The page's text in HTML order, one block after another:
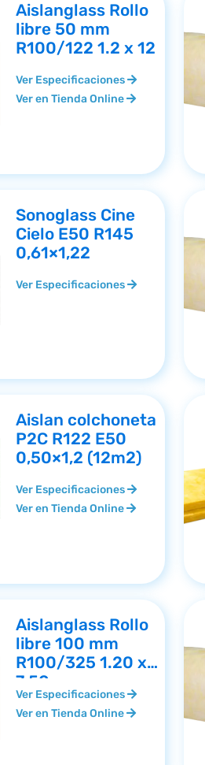
Aislanglass Rollo
libre 50 mm
R100/122 1.2 x 12
Ver Especificaciones
Ver en Tienda Online
Sonoglass Cine
Cielo E50 R145
0,61×1,22
Ver Especificaciones
Aislan colchoneta
P2C R122 E50
0,50×1,2 (12m2)
Ver Especificaciones
Ver en Tienda Online
Aislanglass Rollo
libre 100 mm
R100/325 1.20 x
7.50
Ver Especificaciones
Ver en Tienda Online